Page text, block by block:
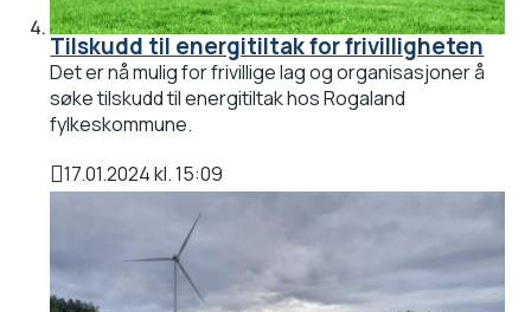
Tilskudd til energitiltak for frivilligheten
Det er nå mulig for frivillige lag og organisasjoner å
søke tilskudd til energitiltak hos Rogaland
fylkeskommune.
Publisert
17.01.2024 kl. 15:09